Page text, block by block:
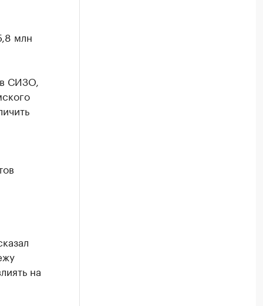
млн
СИЗО,
на